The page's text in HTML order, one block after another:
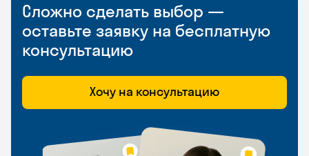
Сложно сделать выбор —
оставьте заявку на бесплатную
консультацию
Хочу на консультацию